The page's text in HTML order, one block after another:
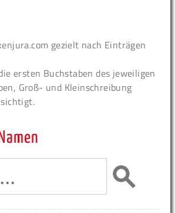
gezielt nach Einträgen
ersten Buchstaben des jeweiligen
Groß- und Kleinschreibung